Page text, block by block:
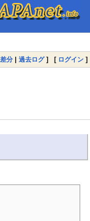
差分 | 過去ログ] [ ログイン ]